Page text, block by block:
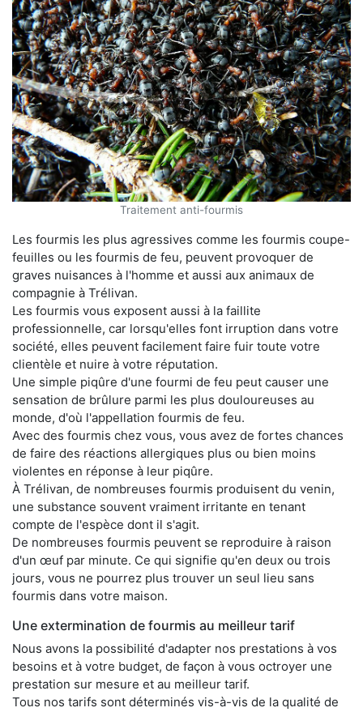
Traitement anti-fourmis
Les fourmis les plus agressives comme les fourmis coupe-
feuilles ou les fourmis de feu, peuvent provoquer de
graves nuisances à l'homme et aussi aux animaux de
compagnie à Trélivan.
Les fourmis vous exposent aussi à la faillite
professionnelle, car lorsqu'elles font irruption dans votre
société, elles peuvent facilement faire fuir toute votre
clientèle et nuire à votre réputation.
Une simple piqûre d'une fourmi de feu peut causer une
sensation de brûlure parmi les plus douloureuses au
monde, d'où l'appellation fourmis de feu.
Avec des fourmis chez vous, vous avez de fortes chances
de faire des réactions allergiques plus ou bien moins
violentes en réponse à leur piqûre.
À Trélivan, de nombreuses fourmis produisent du venin,
une substance souvent vraiment irritante en tenant
compte de l'espèce dont il s'agit.
De nombreuses fourmis peuvent se reproduire à raison
d'un œuf par minute. Ce qui signifie qu'en deux ou trois
jours, vous ne pourrez plus trouver un seul lieu sans
fourmis dans votre maison.
Une extermination de fourmis au meilleur tarif
Nous avons la possibilité d'adapter nos prestations à vos
besoins et à votre budget, de façon à vous octroyer une
prestation sur mesure et au meilleur tarif.
Tous nos tarifs sont déterminés vis-à-vis de la qualité de